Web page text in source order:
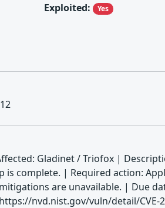
Exploited: Yes
Gladinet / Triofox |
complete. | Required action:
are unavailable. | Due
nvd.nist.gov/vuln/detail/CVE-